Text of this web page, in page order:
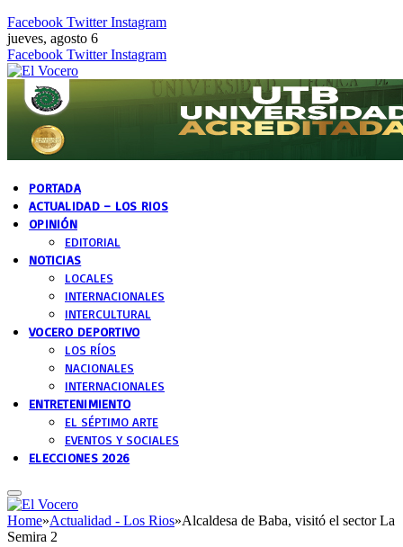
Facebook Twitter Instagram
jueves, agosto 6
Facebook Twitter Instagram
PORTADA
ACTUALIDAD – LOS RIOS
OPINIÓN
EDITORIAL
NOTICIAS
LOCALES
INTERNACIONALES
INTERCULTURAL
VOCERO DEPORTIVO
LOS RÍOS
NACIONALES
INTERNACIONALES
ENTRETENIMIENTO
EL SÉPTIMO ARTE
EVENTOS Y SOCIALES
ELECCIONES 2026
Home»Actualidad - Los Rios»Alcaldesa de Baba, visitó el sector La
Semira 2